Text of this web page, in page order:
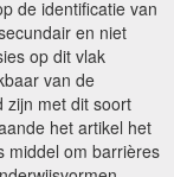
de identificatie van
en niet
op dit vlak
van de
zijn met dit soort
het artikel het
middel om barrières